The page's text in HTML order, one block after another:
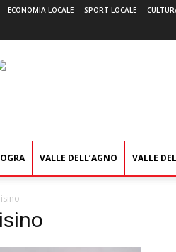
ECONOMIA LOCALE SPORT LOCALE
VALLE DELL’AGNO VALLE